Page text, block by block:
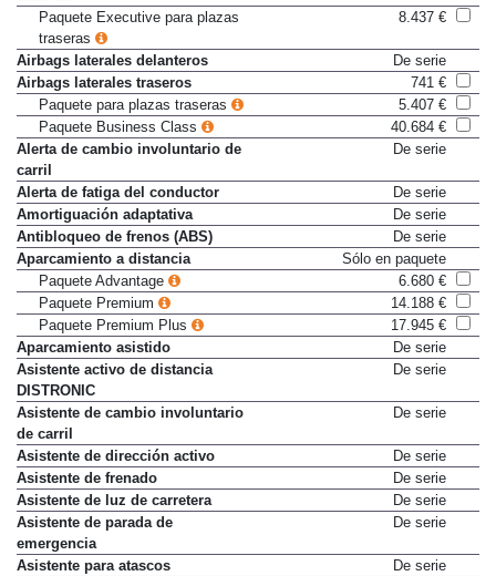
Paquete Executive para plazas
traseras
8.437 €
Airbags laterales delanteros
De serie
Airbags laterales traseros
741 €
Paquete para plazas traseras
5.407 €
Paquete Business Class
40.684 €
Alerta de cambio involuntario de
carril
De serie
Alerta de fatiga del conductor
De serie
Amortiguación adaptativa
De serie
Antibloqueo de frenos (ABS)
De serie
Aparcamiento a distancia
Sólo en paquete
Paquete Advantage
6.680 €
Paquete Premium
14.188 €
Paquete Premium Plus
17.945 €
Aparcamiento asistido
De serie
Asistente activo de distancia
DISTRONIC
De serie
Asistente de cambio involuntario
de carril
De serie
Asistente de dirección activo
De serie
Asistente de frenado
De serie
Asistente de luz de carretera
De serie
Asistente de parada de
emergencia
De serie
Asistente para atascos
De serie